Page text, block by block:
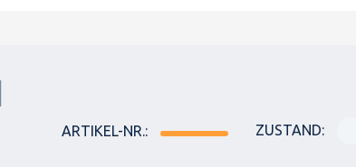
ARTIKEL-NR.: ZUSTAND: